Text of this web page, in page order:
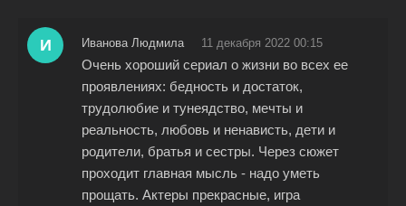
И Иванова Людмила 11 декабря 2022 00:15
Очень хороший сериал о жизни во всех ее
проявлениях: бедность и достаток,
трудолюбие и тунеядство, мечты и
реальность, любовь и ненависть, дети и
родители, братья и сестры. Через сюжет
проходит главная мысль - надо уметь
прощать. Актеры прекрасные, игра